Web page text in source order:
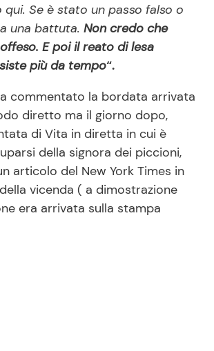
qui. Se è stato un passo falso o
una battuta. Non credo che
E poi il reato di lesa
più da tempo“.
commentato la bordata arrivata
diretto ma il giorno dopo,
di Vita in diretta in cui è
della signora dei piccioni,
articolo del New York Times in
vicenda ( a dimostrazione
era arrivata sulla stampa